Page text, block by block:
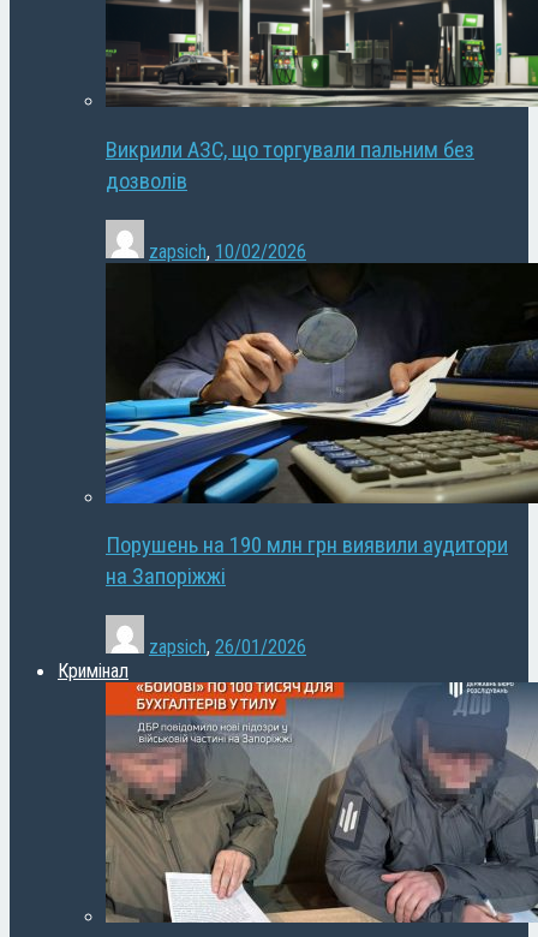
Викрили АЗС, що торгували пальним без
дозволів
zapsich, 10/02/2026
Порушень на 190 млн грн виявили аудитори
на Запоріжжі
zapsich, 26/01/2026
Кримінал